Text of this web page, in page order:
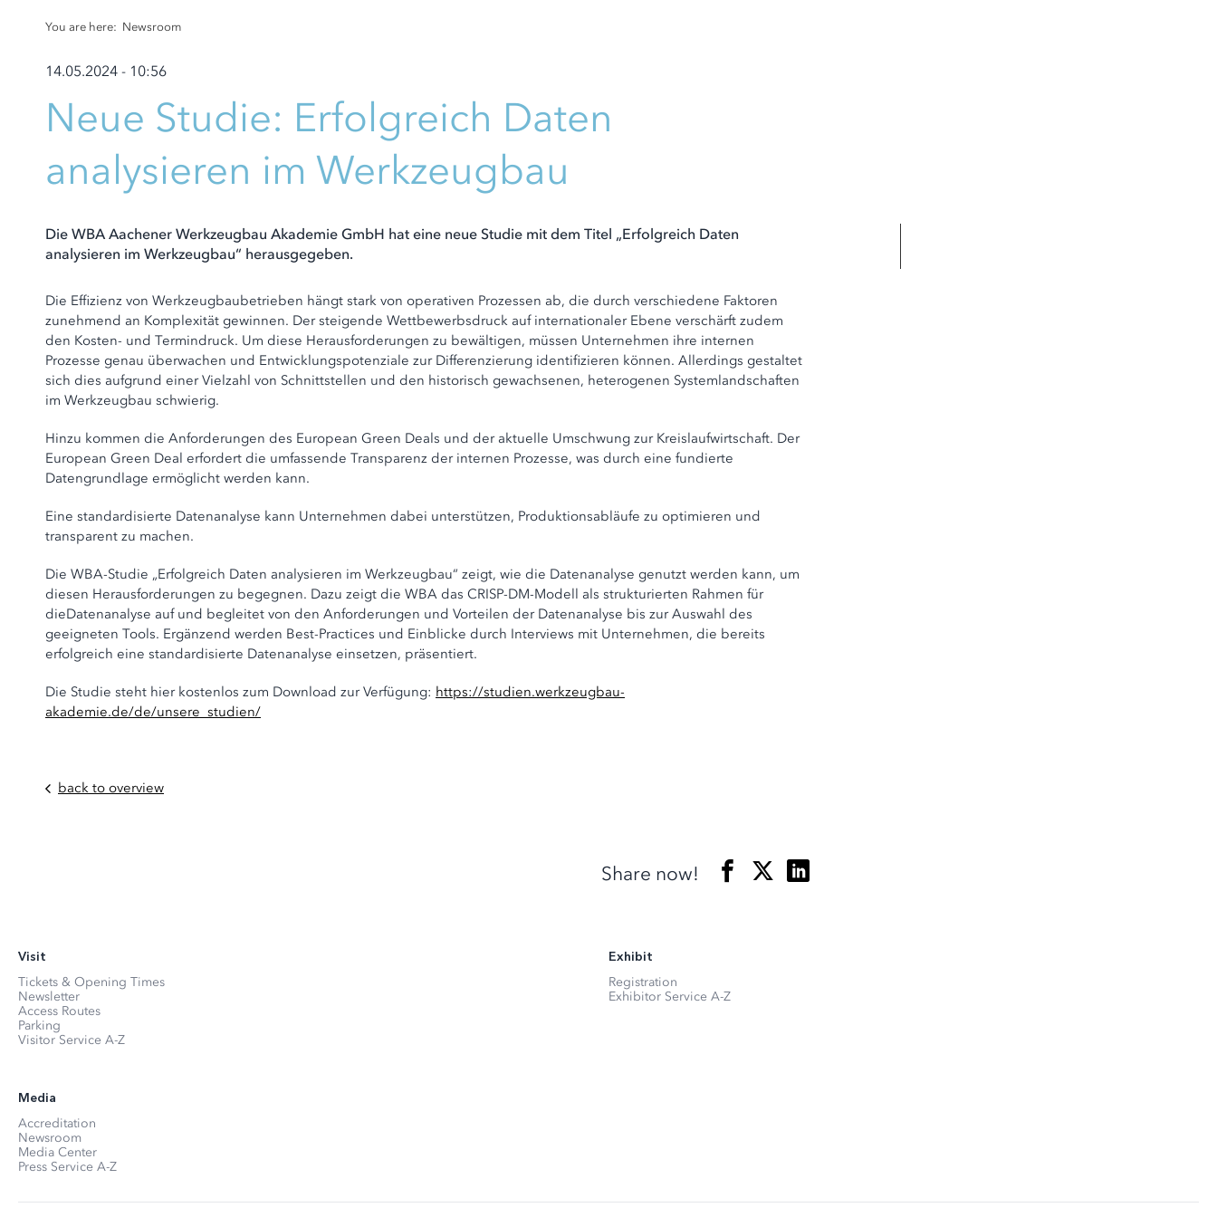
You are here: Newsroom
14.05.2024 - 10:56
Neue Studie: Erfolgreich Daten
analysieren im Werkzeugbau
Die WBA Aachener Werkzeugbau Akademie GmbH hat eine neue Studie mit dem Titel „Erfolgreich Daten
analysieren im Werkzeugbau“ herausgegeben.
Die Effizienz von Werkzeugbaubetrieben hängt stark von operativen Prozessen ab, die durch verschiedene Faktoren
zunehmend an Komplexität gewinnen. Der steigende Wettbewerbsdruck auf internationaler Ebene verschärft zudem
den Kosten- und Termindruck. Um diese Herausforderungen zu bewältigen, müssen Unternehmen ihre internen
Prozesse genau überwachen und Entwicklungspotenziale zur Differenzierung identifizieren können. Allerdings gestaltet
sich dies aufgrund einer Vielzahl von Schnittstellen und den historisch gewachsenen, heterogenen Systemlandschaften
im Werkzeugbau schwierig.
Hinzu kommen die Anforderungen des European Green Deals und der aktuelle Umschwung zur Kreislaufwirtschaft. Der
European Green Deal erfordert die umfassende Transparenz der internen Prozesse, was durch eine fundierte
Datengrundlage ermöglicht werden kann.
Eine standardisierte Datenanalyse kann Unternehmen dabei unterstützen, Produktionsabläufe zu optimieren und
transparent zu machen.
Die WBA-Studie „Erfolgreich Daten analysieren im Werkzeugbau“ zeigt, wie die Datenanalyse genutzt werden kann, um
diesen Herausforderungen zu begegnen. Dazu zeigt die WBA das CRISP-DM-Modell als strukturierten Rahmen für
dieDatenanalyse auf und begleitet von den Anforderungen und Vorteilen der Datenanalyse bis zur Auswahl des
geeigneten Tools. Ergänzend werden Best-Practices und Einblicke durch Interviews mit Unternehmen, die bereits
erfolgreich eine standardisierte Datenanalyse einsetzen, präsentiert.
Die Studie steht hier kostenlos zum Download zur Verfügung: https://studien.werkzeugbau-
akademie.de/de/unsere_studien/
back to overview
Share now!
Visit
Tickets & Opening Times
Newsletter
Access Routes
Parking
Visitor Service A-Z
Exhibit
Registration
Exhibitor Service A-Z
Media
Accreditation
Newsroom
Media Center
Press Service A-Z